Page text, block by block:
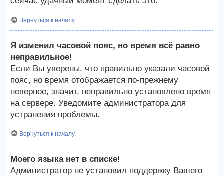
Вернуться к началу
Я изменил часовой пояс, но время всё равно
неправильное!
Если Вы уверены, что правильно указали часовой
пояс, но время отображается по-прежнему
неверное, значит, неправильно установлено время
на сервере. Уведомите администратора для
устранения проблемы.
Вернуться к началу
Моего языка нет в списке!
Администратор не установил поддержку Вашего